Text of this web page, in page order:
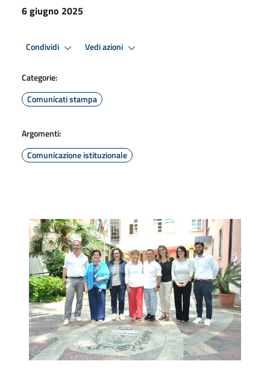
6 giugno 2025
Condividi Vedi azioni
Categorie:
Comunicati stampa
Argomenti:
Comunicazione istituzionale